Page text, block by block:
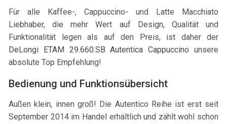
Für alle Kaffee-, Cappuccino- und Latte Macchiato
Liebhaber, die mehr Wert auf Design, Qualität und
Funktionalität legen als auf den Preis, ist daher der
DeLongi ETAM 29.660.SB Autentica Cappuccino unsere
absolute Top Empfehlung!
Bedienung und Funktionsübersicht
Außen klein, innen groß! Die Autentico Reihe ist erst seit
September 2014 im Handel erhältlich und zählt wohl schon